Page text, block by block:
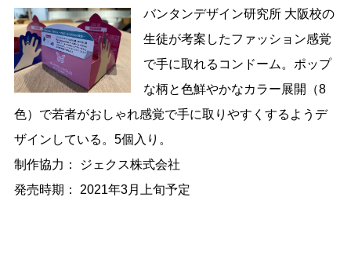
バンタンデザイン研究所 大阪校の
生徒が考案したファッション感覚
で手に取れるコンドーム。ポップ
な柄と色鮮やかなカラー展開（8
色）で若者がおしゃれ感覚で手に取りやすくするようデ
ザインしている。5個入り。
制作協力： ジェクス株式会社
発売時期： 2021年3月上旬予定